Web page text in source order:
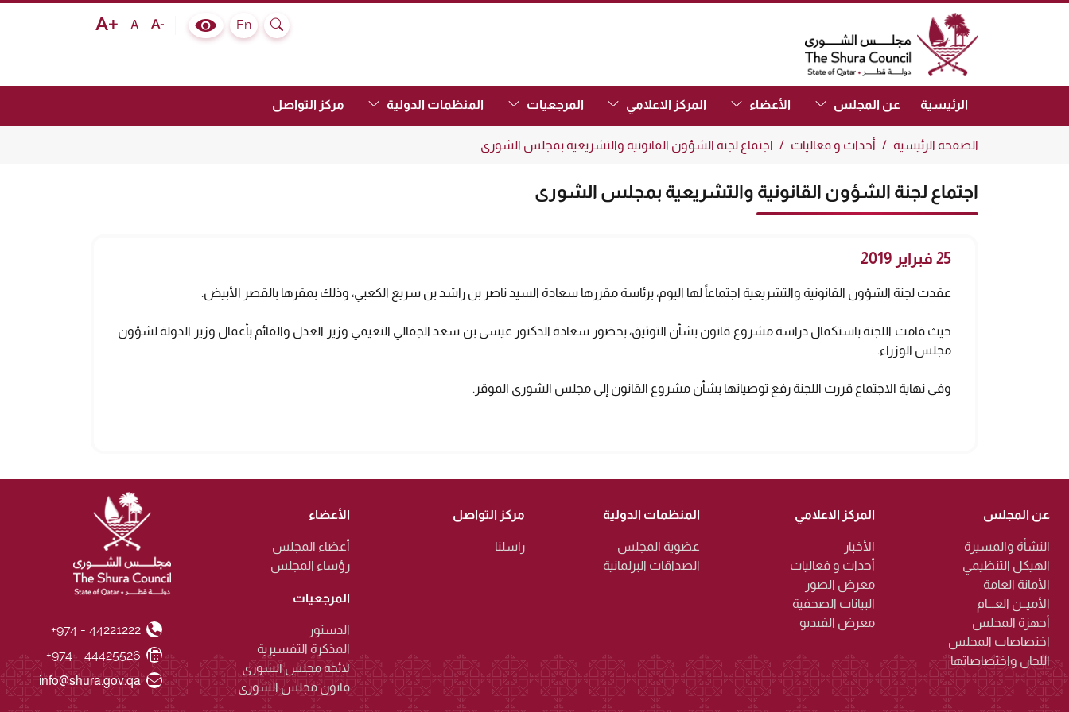
The Shura Council State of Qatar
Search
En
Colour Contrast Selector
Text size bigger
AText size normal
Text size smaller
الرئيسية عن المجلس الأعضاء
(Focus the link to toggle submenu.) المركز الاعلامي
(Focus the link to toggle submenu.) المرجعيات المنظمات الدولية
(Focus the link to toggle submenu.) مركز التواصل
الصفحة الرئيسية أحداث و فعاليات اجتماع لجنة الشؤون القانونية والتشريعية بمجلس الشورى
اجتماع لجنة الشؤون القانونية والتشريعية بمجلس الشورى
25 فبراير 2019
عقدت لجنة الشؤون القانونية والتشريعية اجتماعاً لها اليوم، برئاسة مقررها سعادة السيد ناصر بن راشد بن سريع الكعبي، وذلك بمقرها بالقصر الأبيض.
حيث قامت اللجنة باستكمال دراسة مشروع قانون بشأن التوثيق، بحضور سعادة الدكتور عيسى بن سعد الجفالي النعيمي وزير العدل والقائم بأعمال وزير الدولة لشؤون
مجلس الوزراء.
وفي نهاية الاجتماع قررت اللجنة رفع توصياتها بشأن مشروع القانون إلى مجلس الشورى الموقر.
عن المجلس
النشأة والمسيرة
الهيكل التنظيمي
الأمانة العامة
الأميــن العـــام
أجهزة المجلس
اختصاصات المجلس
اللجان واختصاصاتها
المركز الاعلامي
الأخبار
أحداث و فعاليات
معرض الصور
البيانات الصحفية
معرض الفيديو
المنظمات الدولية
عضوية المجلس
الصداقات البرلمانية
مركز التواصل
راسلنا
الأعضاء
أعضاء المجلس
رؤساء المجلس
المرجعيات
الدستور
المذكرة التفسيرية
لائحة مجلس الشورى
قانون مجلس الشورى
Phone Number
+974 - 44221222
Fax Number
+974 - 44425526
Email ID
info@shura.gov.qa